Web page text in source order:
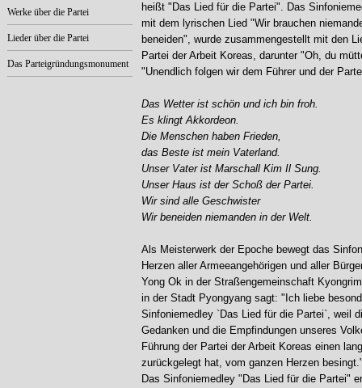
Werke über die Partei
Lieder über die Partei
Das Parteigründungsmonument
heißt "Das Lied für die Partei". Das
mit dem lyrischen Lied "Wir brauchen
beneiden", wurde zusammengestellt mit den
Partei der Arbeit Koreas, darunter "Oh, du
"Unendlich folgen wir dem Führer und der
Das Wetter ist schön und ich bin froh.
Es klingt Akkordeon.
Die Menschen haben Frieden,
das Beste ist mein Vaterland.
Unser Vater ist Marschall Kim Il Sung.
Unser Haus ist der Schoß der Partei.
Wir sind alle Geschwister
Wir beneiden niemanden in der Welt.
Als Meisterwerk der Epoche bewegt das
Herzen aller Armeeangehörigen und aller
Yong Ok in der Straßengemeinschaft
in der Stadt Pyongyang sagt: "Ich liebe
Sinfoniemedley `Das Lied für die Partei`, weil
Gedanken und die Empfindungen unseres
Führung der Partei der Arbeit Koreas einen
zurückgelegt hat, vom ganzen Herzen
Das Sinfoniemedley "Das Lied für die Partei"